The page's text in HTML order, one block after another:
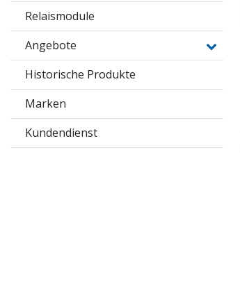
Relaismodule
Angebote
Historische Produkte
Marken
Kundendienst